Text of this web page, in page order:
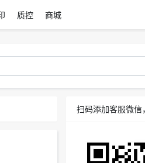
质控 商城
扫码添加客服微